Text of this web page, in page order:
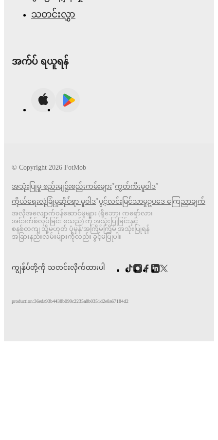
သတင်းလွှာ
အက်ပ် ရယူရန်
© Copyright 2026 FotMob
အသုံးပြုမှု စည်းမျဉ်းစည်းကမ်းများ•ကွတ်ကီးမူဝါဒ•
ကိုယ်ရေးလုံခြုံမှုဆိုင်ရာ မူဝါဒ•ပွင့်လင်းမြင်သာမှုဥပဒေ ကြေညာချက်
အလိုအလျောက်ဝန်ဆောင်မှုများ (ရိုဘော့၊ ကရော်လာ၊
အင်ဒက်စ်လုပ်ခြင်း စသည်) ကို အသုံးပြုခြင်းနှင့်
စနစ်တကျ သို့မဟုတ် ပုံမှန်/အကြိမ်ကြိမ် အသုံးပြုရန်
အခြားနည်းလမ်းများကိုလည်း ခွင့်မပြုပါ။
ကျွန်ုပ်တို့ကို သတင်းလိုက်ထားပါ
production:36eda93b4438b099c2235a8b0351d2e8a67184d2